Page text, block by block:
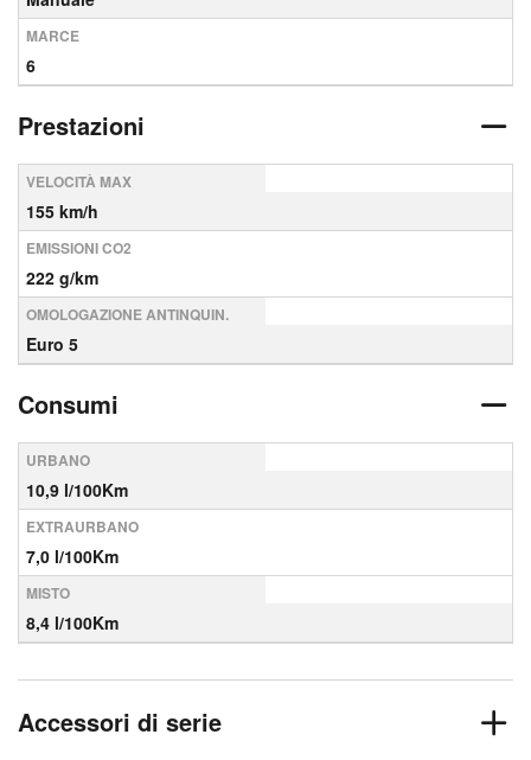
MARCE
6
Prestazioni
VELOCITÀ MAX
155 km/h
EMISSIONI CO2
222 g/km
OMOLOGAZIONE ANTINQUIN.
Euro 5
Consumi
URBANO
10,9 l/100Km
EXTRAURBANO
7,0 l/100Km
MISTO
8,4 l/100Km
Accessori di serie